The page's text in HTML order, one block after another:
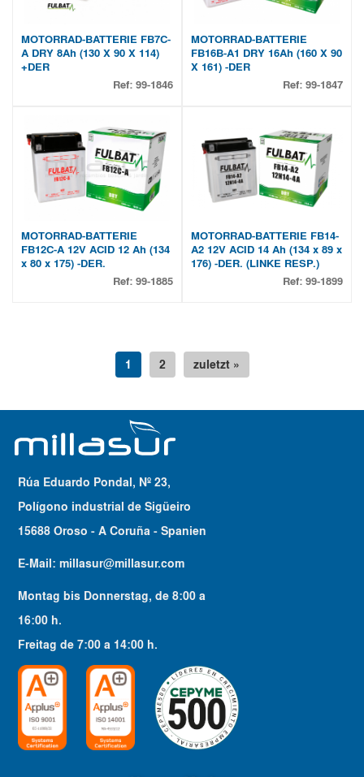
MOTORRAD-BATTERIE FB7C-
A DRY 8Ah (130 X 90 X 114)
+DER
Ref: 99-1846
MOTORRAD-BATTERIE
FB16B-A1 DRY 16Ah (160 X 90
X 161) -DER
Ref: 99-1847
MOTORRAD-BATTERIE
FB12C-A 12V ACID 12 Ah (134
x 80 x 175) -DER.
Ref: 99-1885
MOTORRAD-BATTERIE FB14-
A2 12V ACID 14 Ah (134 x 89 x
176) -DER. (LINKE RESP.)
Ref: 99-1899
1 2 zuletzt »
Rúa Eduardo Pondal, Nº 23,
Polígono industrial de Sigüeiro
15688 Oroso - A Coruña - Spanien
E-Mail:millasur@millasur.com
Montag bis Donnerstag, de8:00 a
16:00 h.
Freitag de7:00 a 14:00 h.